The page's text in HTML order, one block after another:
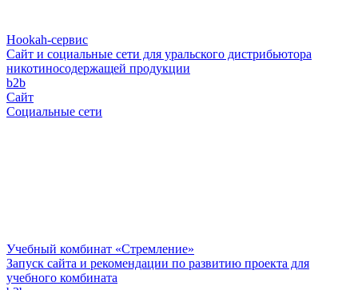
Hookah-сервис
Сайт и социальные сети для уральского дистрибьютора
никотиносодержащей продукции
b2b
Сайт
Социальные сети
Учебный комбинат «Стремление»
Запуск сайта и рекомендации по развитию проекта для
учебного комбината